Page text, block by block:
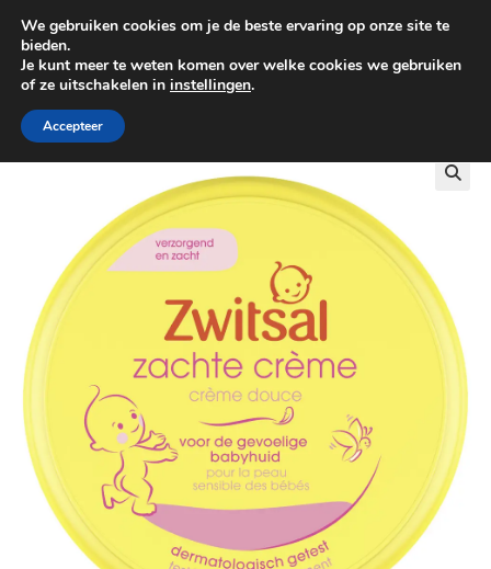
GRATIS BEZORGING VANAF €100
We gebruiken cookies om je de beste ervaring op onze site te
bieden.
Je kunt meer te weten komen over welke cookies we gebruiken
of ze uitschakelen in instellingen.
Accepteer